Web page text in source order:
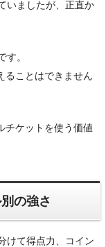
いましたが、正直か
。
ることはできません
チケットを使う価値
の強さ
けて得点力、コイン